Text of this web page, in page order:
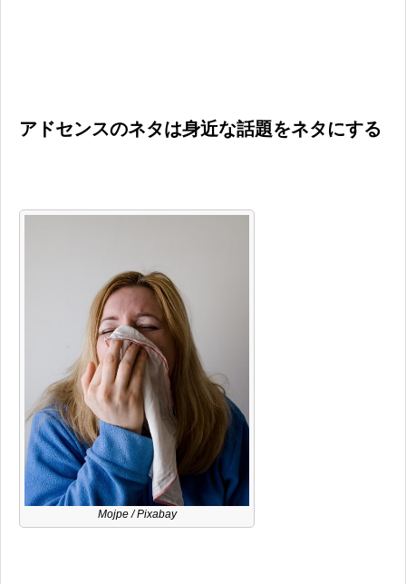
アドセンスのネタは身近な話題をネタにする
Mojpe/ Pixabay